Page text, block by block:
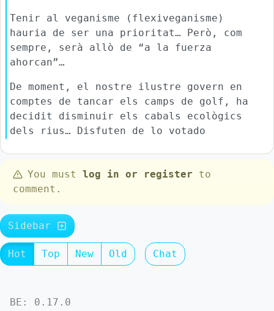
Tenir al veganisme (flexiveganisme)
hauria de ser una prioritat… Però, com
sempre, serà allò de “a la fuerza
ahorcan”…
De moment, el nostre ilustre govern en
comptes de tancar els camps de golf, ha
decidit disminuir els cabals ecològics
dels rius… Disfuten de lo votado
You must log in or register to
comment.
Sidebar
Hot Top New Old Chat
BE: 0.17.0